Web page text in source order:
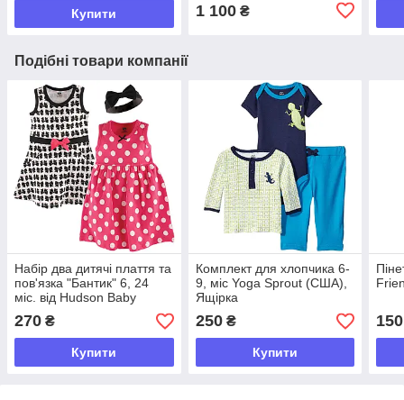
Купити 1 100₴
Подібні товари компанії
Набір два дитячі плаття та
пов'язка "Бантик" 6, 24
міс. від Hudson Baby
(США)
270 ₴
Купити
Комплект для хлопчика 6-
9, міс Yoga Sprout (США),
Ящірка
250₴
Купити
150